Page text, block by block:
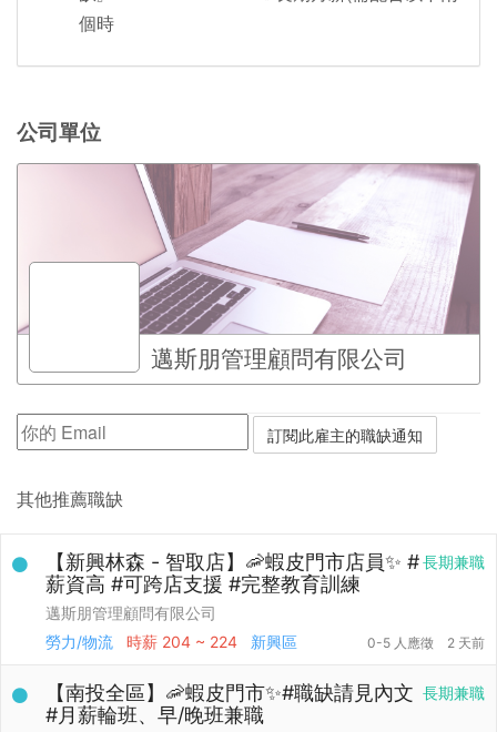
個時
公司單位
邁斯朋管理顧問有限公司
其他推薦職缺
長期兼職
【新興林森 - 智取店】🦐蝦皮門市店員✨ #
薪資高 #可跨店支援 #完整教育訓練
邁斯朋管理顧問有限公司
勞力/物流
時薪 204 ~ 224 新興區 0-5 人應徵 2 天前
長期兼職
【南投全區】🦐蝦皮門市✨#職缺請見內文
#月薪輪班、早/晚班兼職